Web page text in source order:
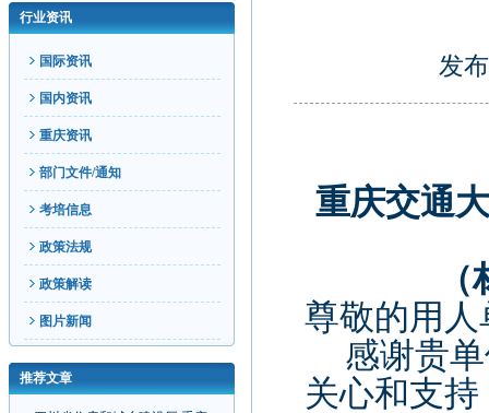
行业资讯
国际资讯
国内资讯
重庆资讯
部门文件/通知
考培信息
政策法规
政策解读
图片新闻
推荐文章
发
重庆交通
尊敬的用人
感谢贵
关心和支